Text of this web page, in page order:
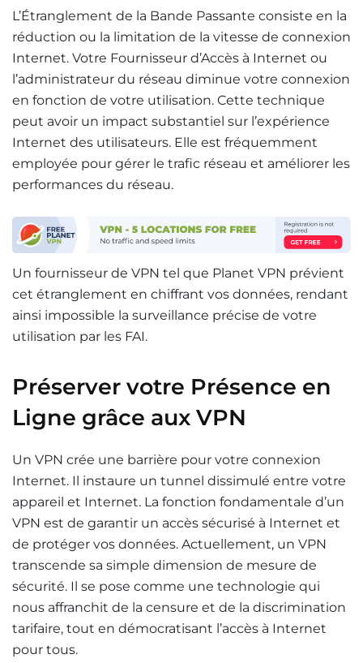
L’Étranglement de la Bande Passante consiste en la
réduction ou la limitation de la vitesse de connexion
Internet. Votre Fournisseur d’Accès à Internet ou
l’administrateur du réseau diminue votre connexion
en fonction de votre utilisation. Cette technique
peut avoir un impact substantiel sur l’expérience
Internet des utilisateurs. Elle est fréquemment
employée pour gérer le trafic réseau et améliorer les
performances du réseau.
Un fournisseur de VPN tel que Planet VPN prévient
cet étranglement en chiffrant vos données, rendant
ainsi impossible la surveillance précise de votre
utilisation par les FAI.
Préserver votre Présence en
Ligne grâce aux VPN
Un VPN crée une barrière pour votre connexion
Internet. Il instaure un tunnel dissimulé entre votre
appareil et Internet. La fonction fondamentale d’un
VPN est de garantir un accès sécurisé à Internet et
de protéger vos données. Actuellement, un VPN
transcende sa simple dimension de mesure de
sécurité. Il se pose comme une technologie qui
nous affranchit de la censure et de la discrimination
tarifaire, tout en démocratisant l’accès à Internet
pour tous.